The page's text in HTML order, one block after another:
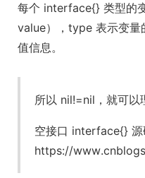
每个 interface{} 类型的
value），type 表示变量
值信息。
所以 nil!=nil，就可以
空接口 interface{} 源
https://